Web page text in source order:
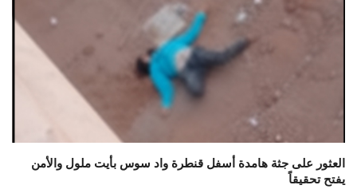
العثور على جثة هامدة أسفل قنطرة واد سوس بأيت ملول والأمن
يفتح تحقيقاً